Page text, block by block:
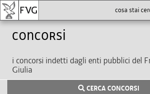
Concorsi
i concorsi indetti dagli enti pubblici del
Giulia
CERCA CONCORSI